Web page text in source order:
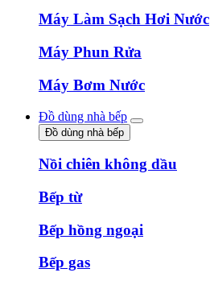
Máy Làm Sạch Hơi Nước
Máy Phun Rửa
Máy Bơm Nước
Đồ dùng nhà bếp
Đồ dùng nhà bếp
Nồi chiên không dầu
Bếp từ
Bếp hồng ngoại
Bếp gas